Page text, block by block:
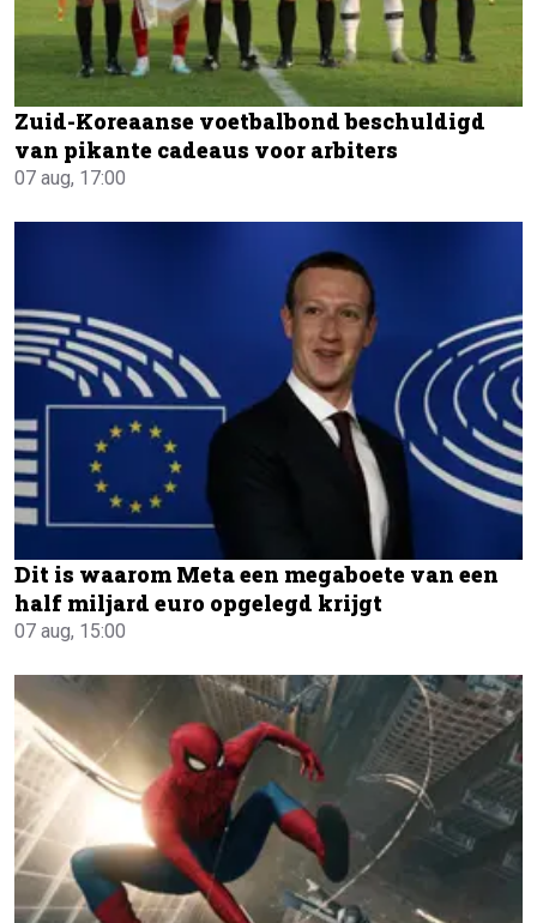
Zuid-Koreaanse voetbalbond beschuldigd
van pikante cadeaus voor arbiters
07 aug, 17:00
Dit is waarom Meta een megaboete van een
half miljard euro opgelegd krijgt
07 aug, 15:00